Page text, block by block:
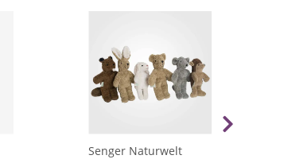
Senger Naturwelt